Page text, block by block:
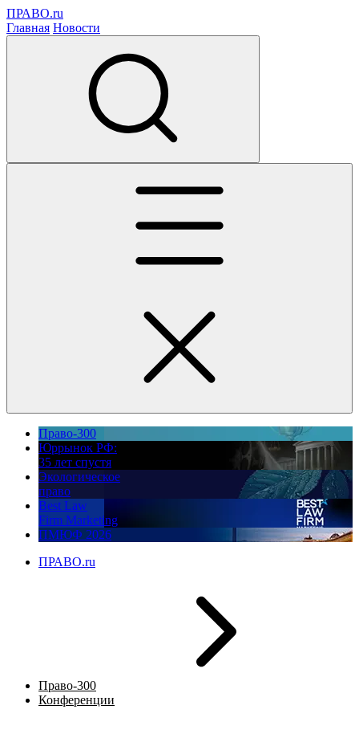
ПРАВО.ru
Главная Новости
Право-300
Юррынок РФ:
35 лет спустя
Экологическое
право
Best Law
Firm Marketing
ПМЮФ 2026
ПРАВО.ru
Право-300
Конференции